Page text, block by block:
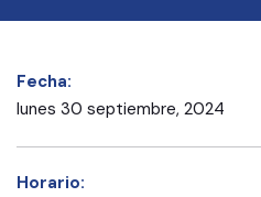
Fecha:
lunes 30 septiembre, 2024
Horario: